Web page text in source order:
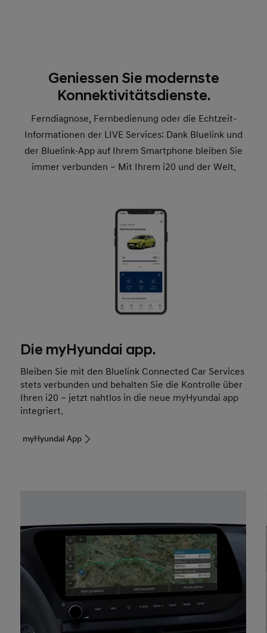
Geniessen Sie modernste
Konnektivitätsdienste.
Ferndiagnose, Fernbedienung oder die Echtzeit-
Informationen der LIVE Services: Dank Bluelink und
der Bluelink-App auf Ihrem Smartphone bleiben Sie
immer verbunden – Mit Ihrem i20 und der Welt.
Die myHyundai app.
Bleiben Sie mit den Bluelink Connected Car Services
stets verbunden und behalten Sie die Kontrolle über
Ihren i20 – jetzt nahtlos in die neue myHyundai app
integriert.
myHyundai App